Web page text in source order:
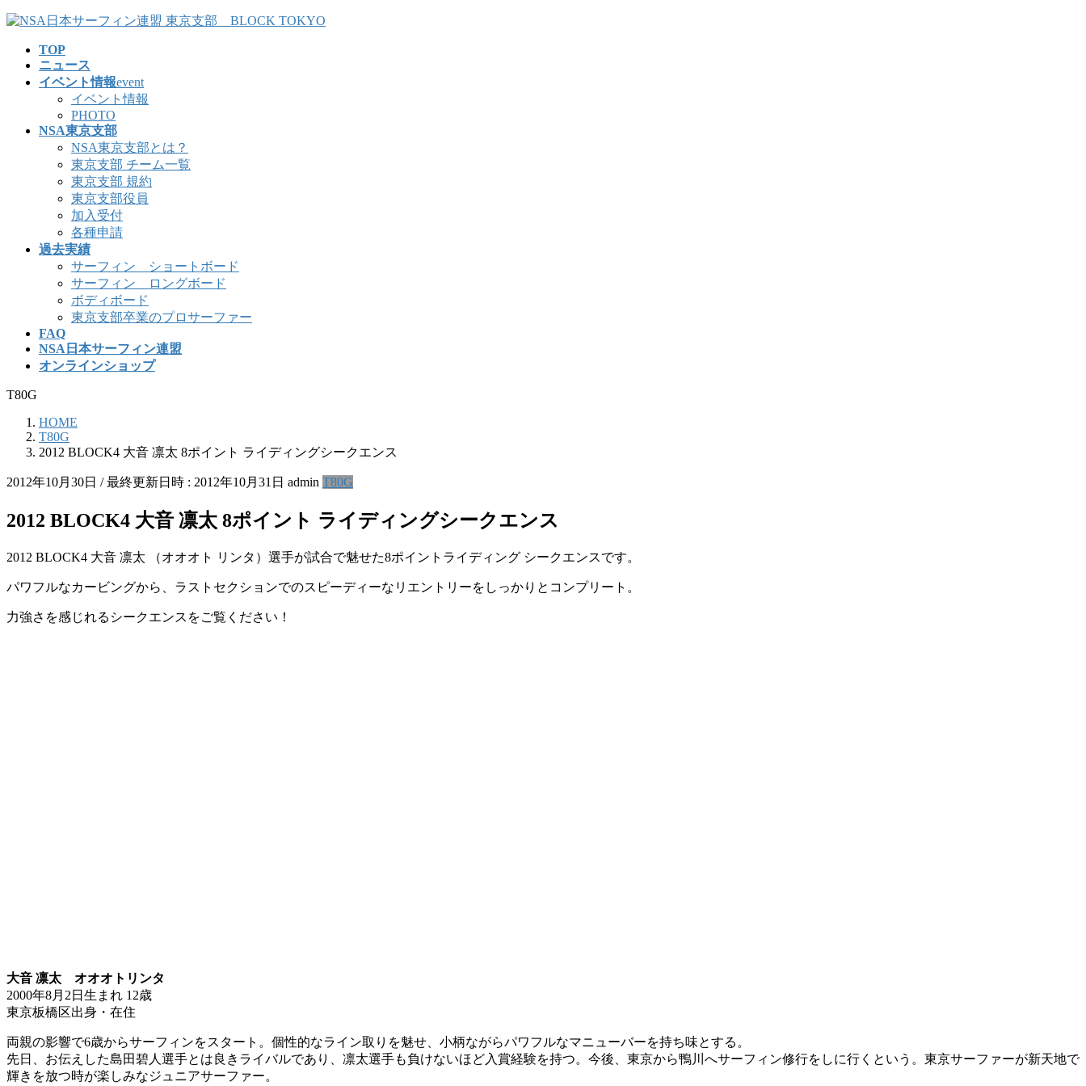
コ
ナ
TOP
ニュース
イベント情報event
イベント情報
PHOTO
NSA東京支部
NSA東京支部とは？
東京支部 チーム一覧
東京支部 規約
東京支部役員
加入受付
各種申請
過去実績
サーフィン ショートボード
サーフィン ロングボード
ボディボード
東京支部卒業のプロサーファー
FAQ
NSA日本サーフィン連盟
オンラインショップ
T80G
HOME
T80G
2012 BLOCK4 大音 凛太 8ポイント ライディングシークエンス
2012年10月30日 / 最終更新日時 : 2012年10月31日 admin T80G
2012 BLOCK4 大音 凛太 8ポイント ライディングシークエンス
2012 BLOCK4 大音 凛太 （オオオト リンタ）選手が試合で魅せた8ポイントライディング シークエンスです。
パワフルなカービングから、ラストセクションでのスピーディーなリエントリーをしっかりとコンプリート。
力強さを感じれるシークエンスをご覧ください！
大音 凛太 オオオトリンタ
2000年8月2日生まれ 12歳
東京板橋区出身・在住
両親の影響で6歳からサーフィンをスタート。個性的なライン取りを魅せ、小柄ながらパワフルなマニューバーを持ち味とする。
先日、お伝えした島田碧人選手とは良きライバルであり、凛太選手も負けないほど入賞経験を持つ。今後、東京から鴨川へサーフィン修行をしに行くという。東京サーファーが新天地で
輝きを放つ時が楽しみなジュニアサーファー。